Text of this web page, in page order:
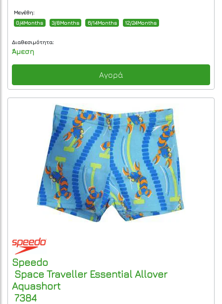
Μεγέθη:
0/4Months
3/8Months 6/14Months 12/24Months
Διαθεσιμότητα:
Άμεση
Αγορά
Speedo
Space Traveller Essential Allover
Aquashort
7384